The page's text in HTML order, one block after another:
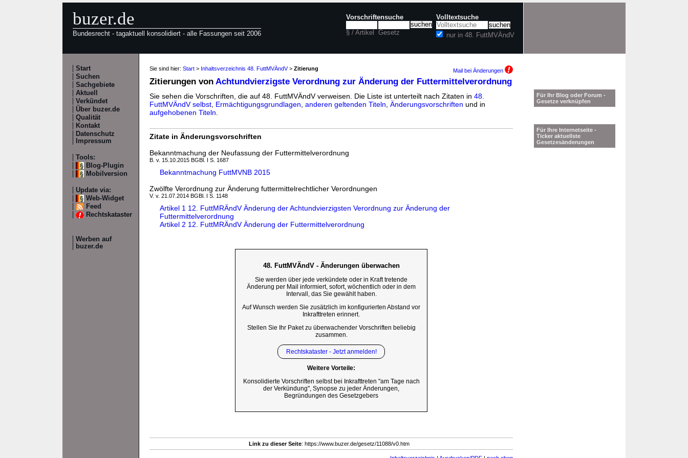
buzer.de
Bundesrecht - tagaktuell konsolidiert - alle Fassungen seit 2006
Vorschriftensuche
§ / Artikel Gesetz
Volltextsuche
nur in 48. FuttMVÄndV
Start
Suchen
Sachgebiete
Aktuell
Verkündet
Über buzer.de
Qualität
Kontakt
Datenschutz
Impressum
Tools:
Blog-Plugin
Mobilversion
Update via:
Web-Widget
Feed
Rechtskataster
Werben auf
buzer.de
Sie sind hier: Start > Inhaltsverzeichnis 48. FuttMVÄndV> Zitierung Mail bei Änderungen
Zitierungen von Achtundvierzigste Verordnung zur Änderung der Futtermittelverordnung
Sie sehen die Vorschriften, die auf 48. FuttMVÄndV verweisen. Die Liste ist unterteilt nach Zitaten in 48.
FuttMVÄndV selbst Ermächtigungsgrundlagen anderen geltenden Titeln Änderungsvorschriften und in
aufgehobenen Titeln
Zitate in Änderungsvorschriften
Bekanntmachung der Neufassung der Futtermittelverordnung
B. v. 15.10.2015 BGBl. I S. 1687
Bekanntmachung FuttMVNB 2015
Zwölfte Verordnung zur Änderung futtermittelrechtlicher Verordnungen
V. v. 21.07.2014 BGBl. I S. 1148
Artikel 1 12. FuttMRÄndV Änderung der Achtundvierzigsten Verordnung zur Änderung der
Futtermittelverordnung
Artikel 2 12. FuttMRÄndV Änderung der Futtermittelverordnung
48. FuttMVÄndV - Änderungen überwachen
Sie werden über jede verkündete oder in Kraft tretende
Änderung per Mail informiert, sofort, wöchentlich oder in dem
Intervall, das Sie gewählt haben.
Auf Wunsch werden Sie zusätzlich im konfigurierten Abstand vor
Inkrafttreten erinnert.
Stellen Sie Ihr Paket zu überwachender Vorschriften beliebig
zusammen.
Rechtskataster - Jetzt anmelden!
Weitere Vorteile:
Konsolidierte Vorschriften selbst bei Inkrafttreten "am Tage nach
der Verkündung", Synopse zu jeder Änderungen,
Begründungen des Gesetzgebers
Link zu dieser Seite: https://www.buzer.de/gesetz/11088/v0.htm
Für Ihr Blog oder Forum -
Gesetze verknüpfen
Für Ihre Internetseite -
Ticker aktuellste
Gesetzesänderungen